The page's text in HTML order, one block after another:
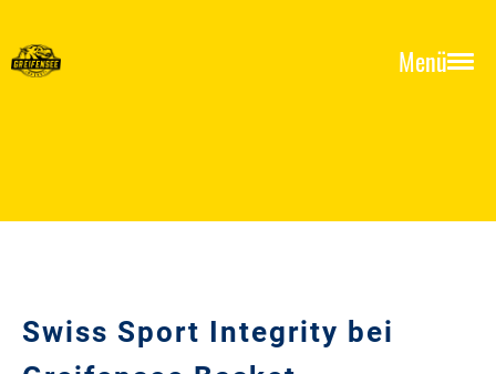
Menü
Swiss Sport Integrity bei